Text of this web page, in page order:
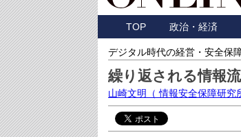
TOP 政治・経済
デジタル時代の経営・安全保
繰り返される情報
山崎文明 （ 情報安全保障研究